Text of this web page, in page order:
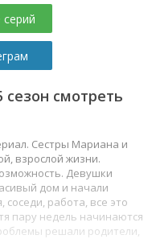
смотреть
Сестры Мариана и
взрослой жизни.
Девушки
дом и начали
работа, все это
пару недель начинаются
решали родители,
серий